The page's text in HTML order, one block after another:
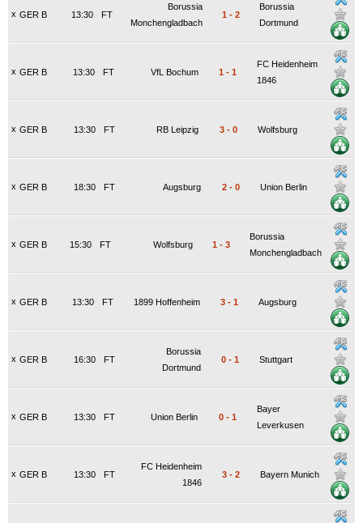
x GER B FT
13:30
Borussia
Monchengladbach
1 - 2
Borussia
Dortmund
x GER B FT
13:30 VfL Bochum 1 - 1
FC Heidenheim
1846
x GER B FT
13:30 RB Leipzig 3 - 0 Wolfsburg
x GER B FT
18:30 Augsburg 2 - 0 Union Berlin
x GER B FT
15:30 Wolfsburg 1 - 3
Borussia
Monchengladbach
x GER B FT
13:30 1899 Hoffenheim 3 - 1 Augsburg
x GER B FT
16:30
Borussia
Dortmund
0 - 1 Stuttgart
x GER B FT
13:30 Union Berlin 0 - 1
Bayer
Leverkusen
x GER B FT
13:30
FC Heidenheim
1846
3 - 2 Bayern Munich